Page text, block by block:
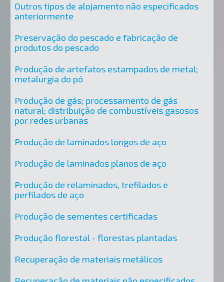
Outros tipos de alojamento não especificados
anteriormente
Preservação do pescado e fabricação de
produtos do pescado
Produção de artefatos estampados de metal;
metalurgia do pó
Produção de gás; processamento de gás
natural; distribuição de combustíveis gasosos
por redes urbanas
Produção de laminados longos de aço
Produção de laminados planos de aço
Produção de relaminados, trefilados e
perfilados de aço
Produção de sementes certificadas
Produção florestal - florestas plantadas
Recuperação de materiais metálicos